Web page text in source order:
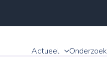
Actueel Onderzoek